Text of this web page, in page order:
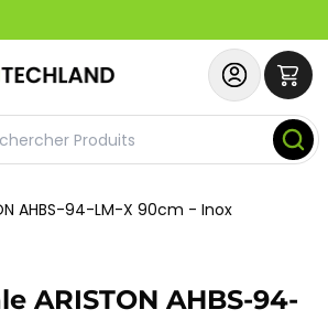
AHBS-94-LM-X 90cm - Inox
ARISTON AHBS-94-